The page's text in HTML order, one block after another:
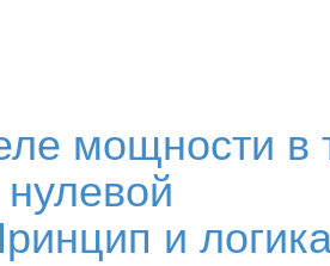
мощности в
и